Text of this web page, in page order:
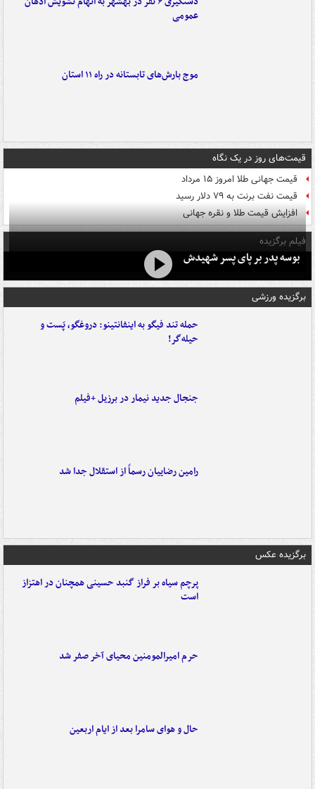
عمومی
موج بارش‌های تابستانه در راه ۱۱ استان
قیمت‌های روز در یک نگاه
قیمت جهانی طلا امروز ۱۵ مرداد
قیمت نفت برنت به ۷۹ دلار رسید
افزایش قیمت طلا و نقره جهانی
فیلم برگزیده
بوسه‌ پدر بر پای پسر شهیدش
برگزیده ورزشی
حمله تند فیگو به اینفانتینو: دروغگو، پَست‌ و
حیله‌گر!
جنجال جدید نیمار در برزیل +فیلم
رامین رضاییان رسماً از استقلال جدا شد
برگزیده عکس
پرچم سیاه بر فراز گنبد حسینی همچنان در اهتزاز
است
حرم امیرالمومنین محیای آخر صفر شد
حال و هوای سامرا بعد از ایام اربعین